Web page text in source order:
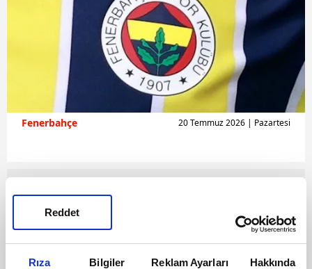
Rıza Bilgiler Reklam Ayarları Hakkında
Reddet
Fenerbahçe 20 Temmuz 2026 | Pazartesi